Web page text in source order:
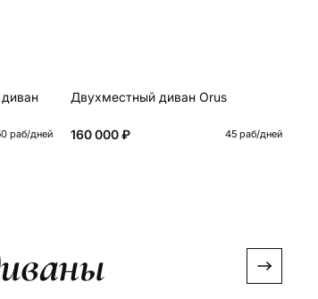
раб/дней
Двухместный диван Orus
160 000 ₽ 45 раб/дней